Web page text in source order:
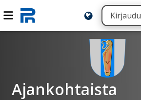
Kirjaudu
Ajankohtaista